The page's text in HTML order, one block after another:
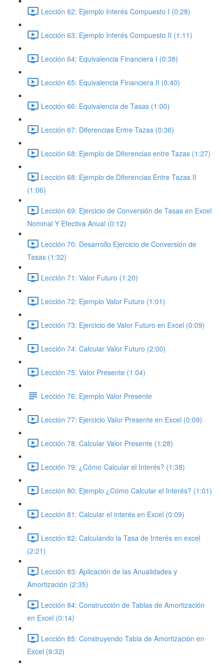
Lección 62: Ejemplo Interés Compuesto I (0:28)
Lección 63: Ejemplo Interés Compuesto II (1:11)
Lección 64: Equivalencia Financiera I (0:38)
Lección 65: Equivalencia Financiera II (0:40)
Lección 66: Equivalencia de Tasas (1:00)
Lección 67: Diferencias Entre Tazas (0:36)
Lección 68: Ejemplo de Diferencias entre Tazas (1:27)
Lección 68: Ejemplo de Diferencias Entre Tazas II
(1:06)
Lección 69: Ejercicio de Conversión de Tasas en Excel
Nominal Y Efectiva Anual (0:12)
Lección 70: Desarrollo Ejercicio de Conversión de
Tasas (1:32)
Lección 71: Valor Futuro (1:20)
Lección 72: Ejemplo Valor Futuro (1:01)
Lección 73: Ejercicio de Valor Futuro en Excel (0:09)
Lección 74: Calcular Valor Futuro (2:00)
Lección 75: Valor Presente (1:04)
Lección 76: Ejemplo Valor Presente
Lección 77: Ejercicio Valor Presente en Excel (0:09)
Lección 78: Calcular Valor Presente (1:28)
Lección 79: ¿Cómo Calcular el Interés? (1:38)
Lección 80: Ejemplo ¿Cómo Calcular el Interés? (1:01)
Lección 81: Calcular el interés en Excel (0:09)
Lección 82: Calculando la Tasa de Interés en excel
(2:21)
Lección 83: Aplicación de las Anualidades y
Amortización (2:35)
Lección 84: Construcción de Tablas de Amortización
en Excel (0:14)
Lección 85: Construyendo Tabla de Amortización en
Excel (9:32)